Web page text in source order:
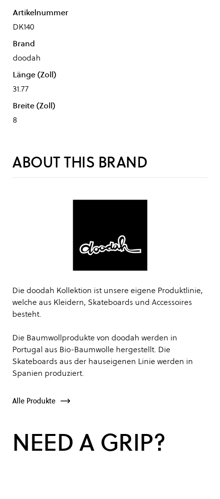
Artikelnummer
DK140
Brand
doodah
Länge (Zoll)
31.77
Breite (Zoll)
8
ABOUT THIS BRAND
Die doodah Kollektion ist unsere eigene Produktlinie,
welche aus Kleidern, Skateboards und Accessoires
besteht.
Die Baumwollprodukte von doodah werden in
Portugal aus Bio-Baumwolle hergestellt. Die
Skateboards aus der hauseigenen Linie werden in
Spanien produziert.
Alle Produkte
NEED A GRIP?